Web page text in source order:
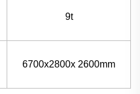
9t
6700x2800x 2600mm